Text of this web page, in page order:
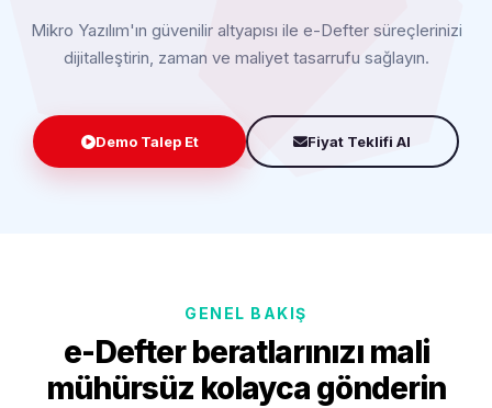
Mikro Yazılım'ın güvenilir altyapısı ile e-Defter süreçlerinizi
dijitalleştirin, zaman ve maliyet tasarrufu sağlayın.
Demo Talep Et Fiyat Teklifi Al
GENEL BAKIŞ
e-Defter beratlarınızı mali
mühürsüz kolayca gönderin